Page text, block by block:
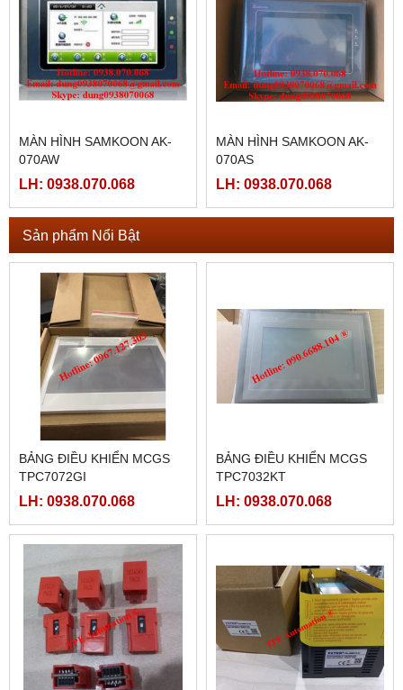
MÀN HÌNH SAMKOON AK-
070AW
LH: 0938.070.068
MÀN HÌNH SAMKOON AK-
070AS
LH: 0938.070.068
Sản phẩm Nổi Bật
BẢNG ĐIỀU KHIỂN MCGS
TPC7072GI
LH: 0938.070.068
BẢNG ĐIỀU KHIỂN MCGS
TPC7032KT
LH: 0938.070.068